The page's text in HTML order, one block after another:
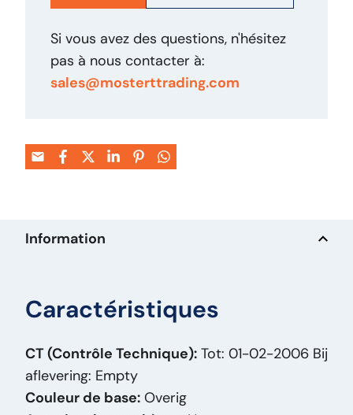
Si vous avez des questions, n'hésitez
pas à nous contacter à:
sales@mosterttrading.com
Information
Caractéristiques
CT (Contrôle Technique): Tot: 01-02-2006 Bij
aflevering: Empty
Couleur de base: Overig